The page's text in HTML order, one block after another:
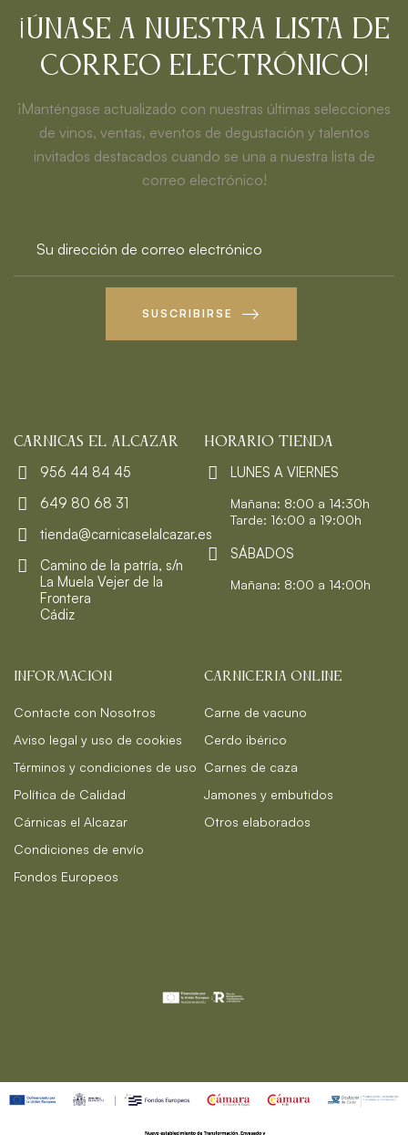
¡Únase a nuestra lista de
correo electrónico!
¡Manténgase actualizado con nuestras últimas selecciones
de vinos, ventas, eventos de degustación y talentos
invitados destacados cuando se una a nuestra lista de
correo electrónico!
SUSCRIBIRSE
CARNICAS EL ALCAZAR
956 44 84 45
649 80 68 31
tienda@carnicaselalcazar.es
Camino de la patría, s/n
La Muela Vejer de la
Frontera
Cádiz
HORARIO TIENDA
LUNES A VIERNES
Mañana: 8:00 a 14:30h
Tarde: 16:00 a 19:00h
SÁBADOS
Mañana: 8:00 a 14:00h
INFORMACIÓN
Contacte con Nosotros
Aviso legal y uso de cookies
Términos y condiciones de uso
Política de Calidad
Cárnicas el Alcazar
Condiciones de envío
Fondos Europeos
CARNICERIA ONLINE
Carne de vacuno
Cerdo ibérico
Carnes de caza
Jamones y embutidos
Otros elaborados